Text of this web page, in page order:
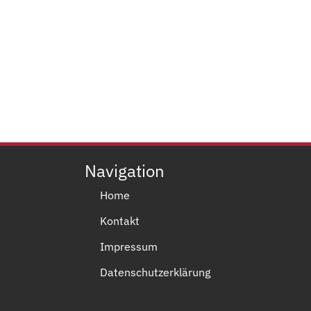
Navigation
Home
Kontakt
Impressum
Datenschutzerklärung